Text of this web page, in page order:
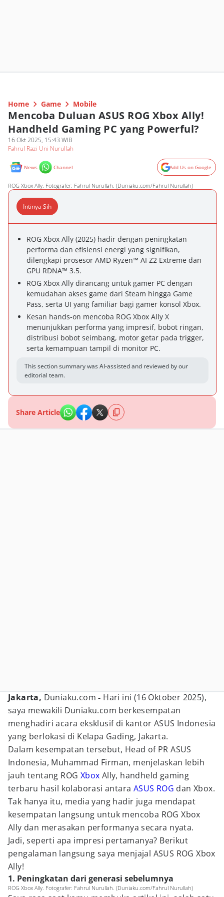
Home Game Mobile
Mencoba Duluan ASUS ROG Xbox Ally!
Handheld Gaming PC yang Powerful?
16 Okt 2025, 15:43 WIB
Fahrul Razi Uni Nurullah
News Channel Add Us on Google
ROG Xbox Ally. Fotografer: Fahrul Nurullah. (Duniaku.com/Fahrul Nurullah)
Intinya Sih
ROG Xbox Ally (2025) hadir dengan peningkatan
performa dan efisiensi energi yang signifikan,
dilengkapi prosesor AMD Ryzen™ AI Z2 Extreme dan
GPU RDNA™ 3.5.
ROG Xbox Ally dirancang untuk gamer PC dengan
kemudahan akses game dari Steam hingga Game
Pass, serta UI yang familiar bagi gamer konsol Xbox.
Kesan hands-on mencoba ROG Xbox Ally X
menunjukkan performa yang impresif, bobot ringan,
distribusi bobot seimbang, motor getar pada trigger,
serta kemampuan tampil di monitor PC.
This section summary was AI-assisted and reviewed by our
editorial team.
Share Article
Jakarta, Duniaku.com - Hari ini (16 Oktober 2025),
saya mewakili Duniaku.com berkesempatan
menghadiri acara eksklusif di kantor ASUS Indonesia
yang berlokasi di Kelapa Gading, Jakarta.
Dalam kesempatan tersebut, Head of PR ASUS
Indonesia, Muhammad Firman, menjelaskan lebih
jauh tentang ROG Xbox Ally, handheld gaming
terbaru hasil kolaborasi antara ASUS ROG dan Xbox.
Tak hanya itu, media yang hadir juga mendapat
kesempatan langsung untuk mencoba ROG Xbox
Ally dan merasakan performanya secara nyata.
Jadi, seperti apa impresi pertamanya? Berikut
pengalaman langsung saya menjajal ASUS ROG Xbox
Ally!
1. Peningkatan dari generasi sebelumnya
ROG Xbox Ally. Fotografer: Fahrul Nurullah. (Duniaku.com/Fahrul Nurullah)